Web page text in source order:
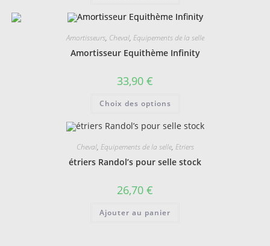
plusieurs
variations.
options
peuvent
être
Amortisseurs, Cheval, Equipements de la selle
Amortisseur Equithème Infinity
33,90 €
Choix des options
plusieurs
variations.
options
être
Cheval, Equipements de la selle, Etriers
étriers Randol’s pour selle stock
26,70 €
Ajouter au panier